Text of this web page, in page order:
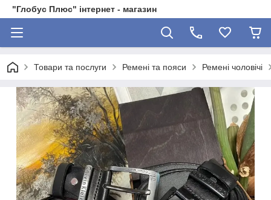
"Глобус Плюс" інтернет - магазин
Товари та послуги Ремені та пояси Ремені чоловічі